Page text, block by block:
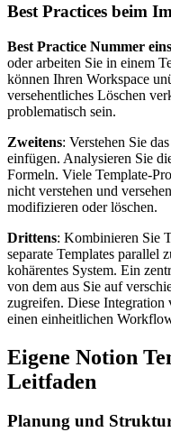
Best Practices beim
Best Practice Nummer eins
oder arbeiten Sie in einem
können Ihren Workspace
versehentliches Löschen
problematisch sein.
Zweitens: Verstehen Sie
einfügen. Analysieren Sie
Formeln. Viele Template-
nicht verstehen und
modifizieren oder löschen.
Drittens: Kombinieren Sie
separate Templates parallel
kohärentes System. Ein
von dem aus Sie auf
zugreifen. Diese
einen einheitlichen
Eigene Notion
Leitfaden
Planung und